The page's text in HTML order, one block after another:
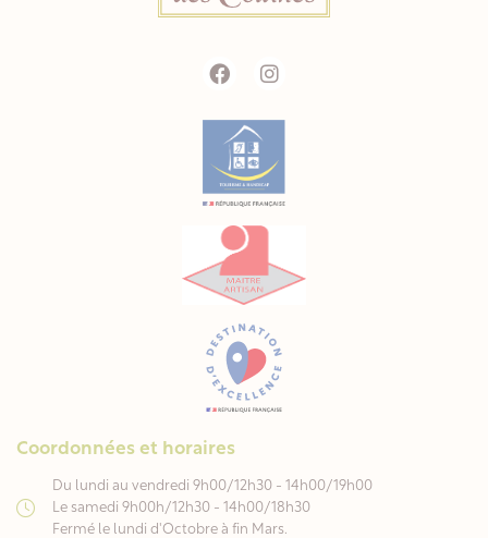
Coordonnées et horaires
Du lundi au vendredi 9h00/12h30 - 14h00/19h00
Le samedi 9h00h/12h30 - 14h00/18h30
Fermé le lundi d'Octobre à fin Mars.